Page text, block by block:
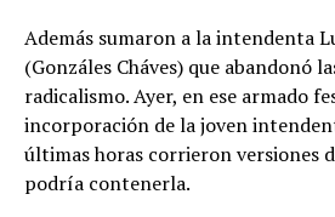
Además sumaron a la intendenta
(Gonzáles Cháves) que abandonó
radicalismo. Ayer, en ese armado
incorporación de la joven
últimas horas corrieron versiones
podría contenerla.